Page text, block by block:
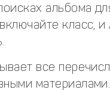
альбома
класс,
все
материалами.